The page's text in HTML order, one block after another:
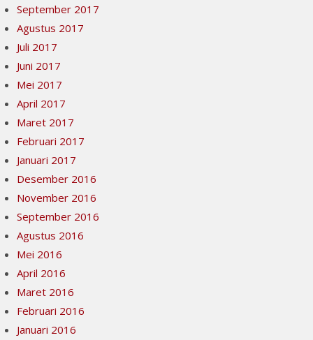
September 2017
Agustus 2017
Juli 2017
Juni 2017
Mei 2017
April 2017
Maret 2017
Februari 2017
Januari 2017
Desember 2016
November 2016
September 2016
Agustus 2016
Mei 2016
April 2016
Maret 2016
Februari 2016
Januari 2016